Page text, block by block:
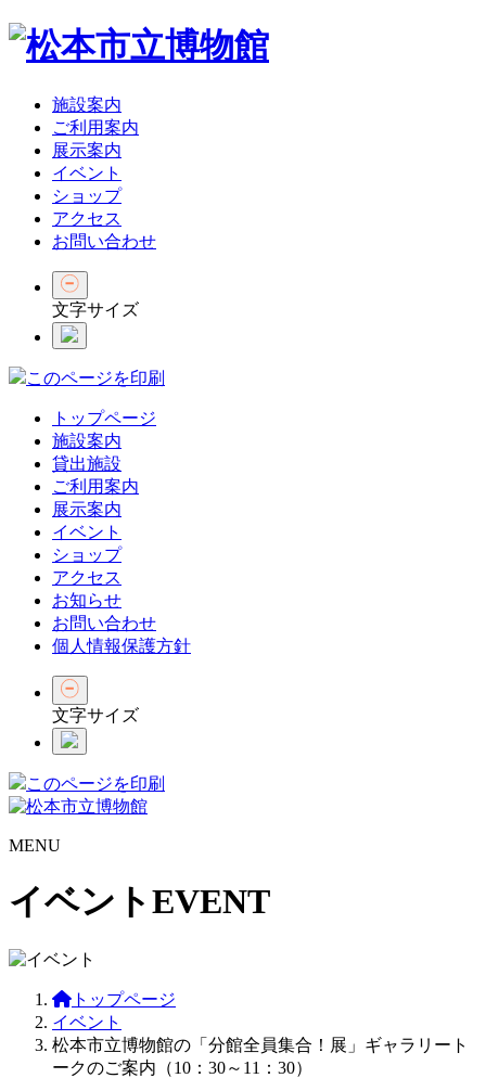
施設案内
ご利用案内
展示案内
イベント
ショップ
アクセス
お問い合わせ
文字サイズ
このページを印刷
トップページ
施設案内
貸出施設
ご利用案内
展示案内
イベント
ショップ
アクセス
お知らせ
お問い合わせ
個人情報保護方針
文字サイズ
このページを印刷
MENU
イベントEVENT
トップページ
イベント
松本市立博物館の「分館全員集合！展」ギャラリート
ークのご案内（10：30～11：30）